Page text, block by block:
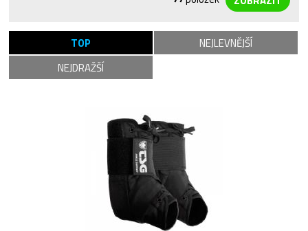
TOP
NEJLEVNĚJŠÍ
NEJDRAŽŠÍ